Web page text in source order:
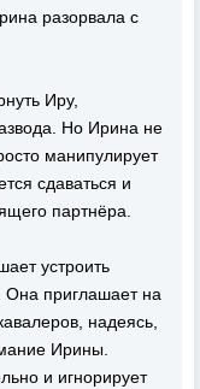
разорвала с
Иру,
Но Ирина не
манипулирует
сдаваться и
партнёра.
устроить
Она приглашает на
надеясь,
Ирины.
и игнорирует